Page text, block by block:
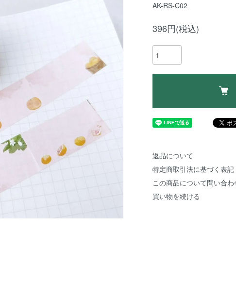
AK-RS-C02
396円(税込)
返品について
特定商取引法に基づく表記
この商品について問い合わ
買い物を続ける